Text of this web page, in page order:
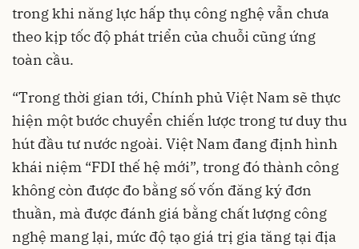
trong khi năng lực hấp thụ công nghệ vẫn chưa
theo kịp tốc độ phát triển của chuỗi cũng ứng
toàn cầu.
“Trong thời gian tới, Chính phủ Việt Nam sẽ thực
hiện một bước chuyển chiến lược trong tư duy thu
hút đầu tư nước ngoài. Việt Nam đang định hình
khái niệm “FDI thế hệ mới”, trong đó thành công
không còn được đo bằng số vốn đăng ký đơn
thuần, mà được đánh giá bằng chất lượng công
nghệ mang lại, mức độ tạo giá trị gia tăng tại địa